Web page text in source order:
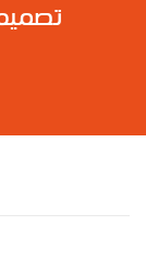
تصميم